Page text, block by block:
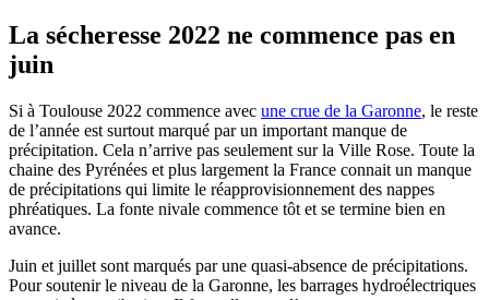
La sécheresse 2022 ne commence pas en
juin
Si à Toulouse 2022 commence avec une crue de la Garonne, le reste
de l’année est surtout marqué par un important manque de
précipitation. Cela n’arrive pas seulement sur la Ville Rose. Toute la
chaine des Pyrénées et plus largement la France connait un manque
de précipitations qui limite le réapprovisionnement des nappes
phréatiques. La fonte nivale commence tôt et se termine bien en
avance.
Juin et juillet sont marqués par une quasi-absence de précipitations.
Pour soutenir le niveau de la Garonne, les barrages hydroélectriques